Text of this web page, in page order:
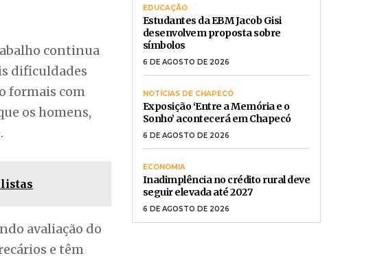
continua
dificuldades
formais com
os homens,
avaliação do
e têm
EDUCAÇÃO
Estudantes da EBM Jacob Gisi
desenvolvem proposta sobre
símbolos
6 DE AGOSTO DE 2026
NOTÍCIAS DE CHAPECÓ
Exposição ‘Entre a Memória e o
Sonho’ acontecerá em Chapecó
6 DE AGOSTO DE 2026
ECONOMIA
Inadimplência no crédito rural deve
seguir elevada até 2027
6 DE AGOSTO DE 2026